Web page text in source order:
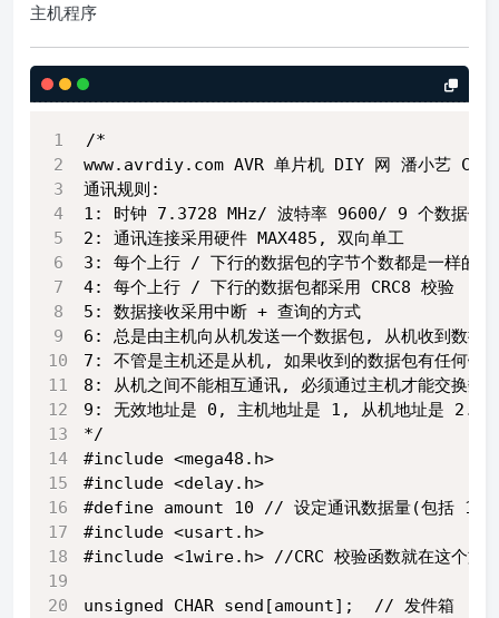
主机程序
/*
www.avrdiy.com AVR 单片机 DIY 网 潘小艺
通讯规则:
1: 时钟 7.3728 MHz/ 波特率 9600/ 9 个数据
2: 通讯连接采用硬件 MAX485, 双向单工
3: 每个上行 / 下行的数据包的字节个数都是一样的(
4: 每个上行 / 下行的数据包都采用 CRC8 校验
5: 数据接收采用中断 + 查询的方式
6: 总是由主机向从机发送一个数据包, 从机收到数据
7: 不管是主机还是从机, 如果收到的数据包有任何错
8: 从机之间不能相互通讯, 必须通过主机才能交换数
9: 无效地址是 0, 主机地址是 1, 从机地址是
*/
#include <mega48.h>
#include <delay.h>
#define amount 10 // 设定通讯数据量(包括 1
#include <usart.h>
#include <1wire.h> //CRC 校验函数就在这个文
unsigned CHAR send[amount];  // 发件箱